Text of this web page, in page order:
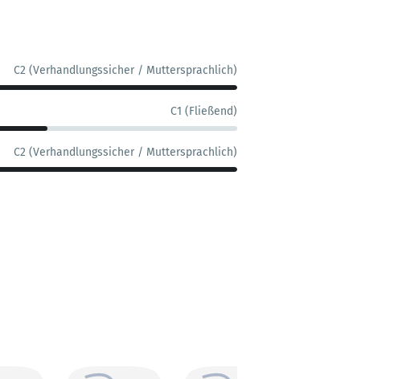
C2 (Verhandlungssicher / Muttersprachlich)
C1 (Fließend)
C2 (Verhandlungssicher / Muttersprachlich)